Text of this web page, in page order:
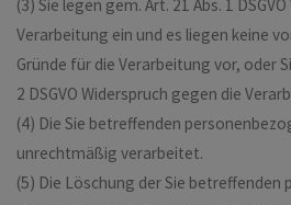
(3) Sie legen gem. Art. 21 Abs. 1
Verarbeitung ein und es liegen keine
Gründe für die Verarbeitung vor, oder
2 DSGVO Widerspruch gegen die
(4) Die Sie betreffenden
unrechtmäßig verarbeitet.
(5) Die Löschung der Sie betreffenden